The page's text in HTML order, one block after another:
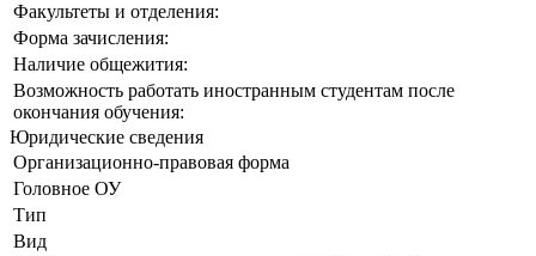
Факультеты и отделения:
Форма зачисления:
Наличие общежития:
Возможность работать иностранным студентам после
окончания обучения:
Юридические сведения
Организационно-правовая форма
Головное ОУ
Тип
Вид